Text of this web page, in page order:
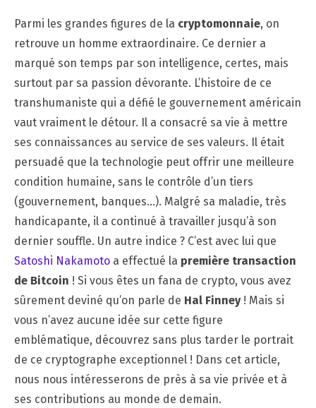
Parmi les grandes figures de la cryptomonnaie, on
retrouve un homme extraordinaire. Ce dernier a
marqué son temps par son intelligence, certes, mais
surtout par sa passion dévorante. L’histoire de ce
transhumaniste qui a défié le gouvernement américain
vaut vraiment le détour. Il a consacré sa vie à mettre
ses connaissances au service de ses valeurs. Il était
persuadé que la technologie peut offrir une meilleure
condition humaine, sans le contrôle d’un tiers
(gouvernement, banques…). Malgré sa maladie, très
handicapante, il a continué à travailler jusqu’à son
dernier souffle. Un autre indice ? C’est avec lui que
Satoshi Nakamoto a effectué la première transaction
de Bitcoin ! Si vous êtes un fana de crypto, vous avez
sûrement deviné qu’on parle de Hal Finney! Mais si
vous n’avez aucune idée sur cette figure
emblématique, découvrez sans plus tarder le portrait
de ce cryptographe exceptionnel ! Dans cet article,
nous nous intéresserons de près à sa vie privée et à
ses contributions au monde de demain.